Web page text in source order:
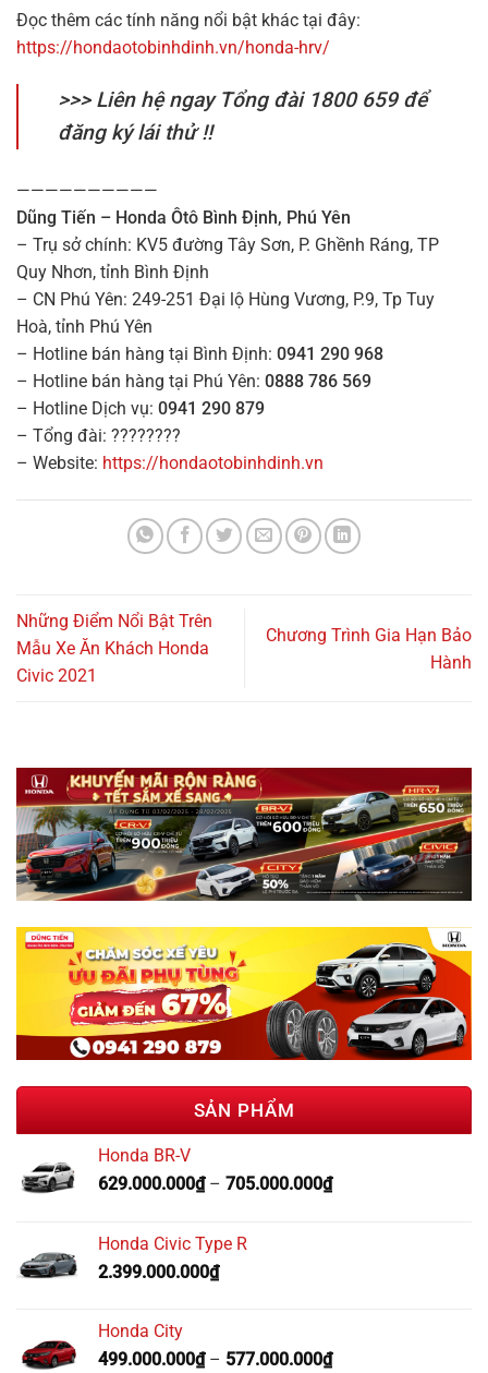
Hoà, tỉnh Phú Yên
– Hotline bán hàng tại Bình Định: 0941 290 968
– Hotline Dịch vụ:0941 290 879
– Tổng đài: ????????
– Website:https://hondaotobinhdinh.vn
Những Điểm Nổi Bật Trên
Mẫu Xe Ăn Khách Honda
Civic 2021
SẢN PHẨM
Honda BR-V
629.000.000₫–705.000.000
Honda Civic Type R
2.399.000.000₫
Honda City
499.000.000₫– 577.000.000₫
669.000.000₫–843.000.000₫
Honda CR-V